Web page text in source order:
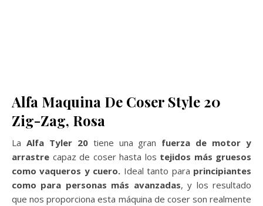
Alfa Maquina De Coser Style 20
Zig-Zag, Rosa
La Alfa Tyler 20tiene una gran fuerza de motor y
arrastre capaz de coser hasta los tejidos más gruesos
como vaqueros y cuero. Ideal tanto para principiantes
como para personas más avanzadas, y los resultado
que nos proporciona esta máquina de coser son realmente